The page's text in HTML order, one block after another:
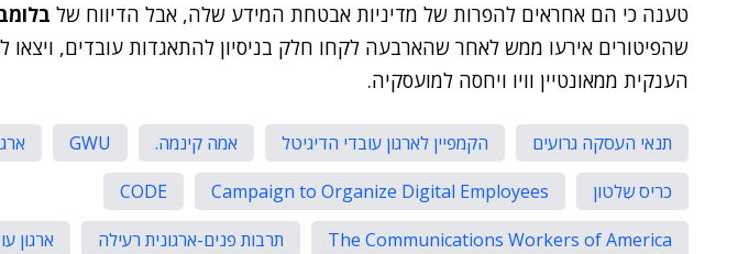
טענה כי הם אחראים להפרות של מדיניות אבטחת המידע שלה, אבל הדיווח של
שהפיטורים אירעו ממש לאחר שהארבעה לקחו חלק בניסיון להתאגדות עובדים, ויצאו
הענקית ממאונטיין וויו ויחסה למועסקיה.
תנאי העסקה גרועים הקמפיין לארגון עובדי הדיגיטל אמה קינמה. GWU
כריס שִלטון
Campaign to Organize Digital Employees
CODE
The Communications Workers of America
תרבות פנים-ארגונית רעילה ארגון